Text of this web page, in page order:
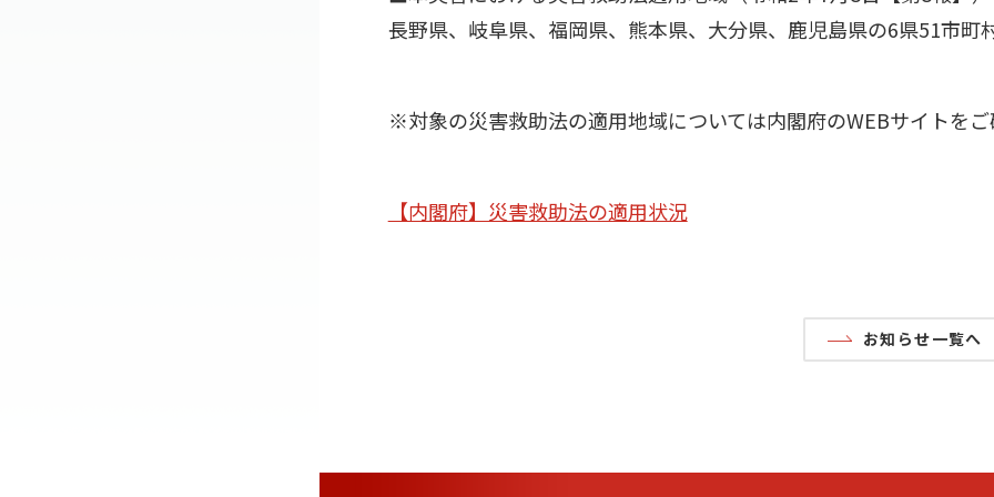
長野県、岐阜県、福岡県、熊本県、大分県、鹿児島県の6県51市町
※対象の災害救助法の適用地域については内閣府のWEBサイトをご
【内閣府】災害救助法の適用状況
お知らせ一覧へ